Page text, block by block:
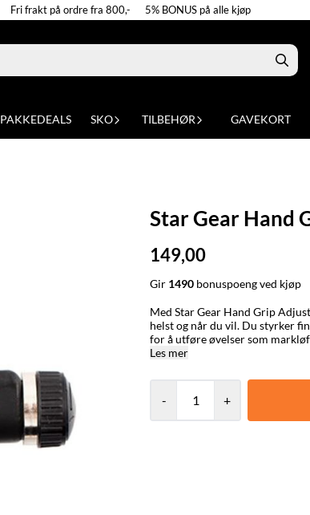
Fri frakt på ordre fra 800,- 5% BONUS på alle kjøp
PAKKEDEALS SKO TILBEHØR GAVEKORT
Star Gear Hand
149,00
Gir 1490 bonuspoeng ved kjøp
Med Star Gear Hand Grip Adjustable , 10 – 40 kg trener du effektivt opp
helst og når du vil. Du styrker
for å utføre øvelser som markløft
motstand på 10–40 kg Passer alle nivåer, uavhengig av erfaring Treningsredskap for gripestyrke
deg å trene musklene i
sammen og «lukke» håndtaket
lar deg velge mellom de forskjellige
andre musklene i kroppen, bør
Les mer
- +